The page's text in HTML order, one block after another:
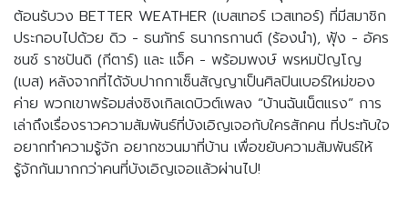
ต้อนรับวง BETTER WEATHER (เบสเทอร์ เวสเทอร์) ที่มีสมาชิก
ประกอบไปด้วย ดิว - ธนภัทร์ ธนากรกานต์ (ร้องนำ), ฟุ้ง - อัคร
ชนช์ ราชปันดิ (กีตาร์) และ แจ็ค - พร้อมพงษ์ พรหมปัญโญ
(เบส) หลังจากที่ได้จับปากกาเซ็นสัญญาเป็นศิลปินเบอร์ใหม่ของ
ค่าย พวกเขาพร้อมส่งซิงเกิลเดบิวต์เพลง “บ้านฉันเน็ตแรง” การ
เล่าถึงเรื่องราวความสัมพันธ์ที่บังเอิญเจอกับใครสักคน ที่ประทับใจ
อยากทำความรู้จัก อยากชวนมาที่บ้าน เพื่อขยับความสัมพันธ์ให้
รู้จักกันมากกว่าคนที่บังเอิญเจอแล้วผ่านไป!